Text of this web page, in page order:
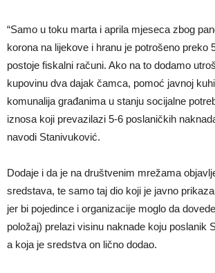
“Samo u toku marta i aprila mjeseca zbog
korona na lijekove i hranu je potrošeno preko
postoje fiskalni računi. Ako na to dodamo
kupovinu dva dajak čamca, pomoć javnoj
komunalija građanima u stanju socijalne
iznosa koji prevazilazi 5-6 poslaničkih
navodi Stanivuković.
Dodaje i da je na društvenim mrežama
sredstava, te samo taj dio koji je javno
jer bi pojedince i organizacije moglo da
položaj) prelazi visinu naknade koju poslanik
a koja je sredstva on lično dodao.